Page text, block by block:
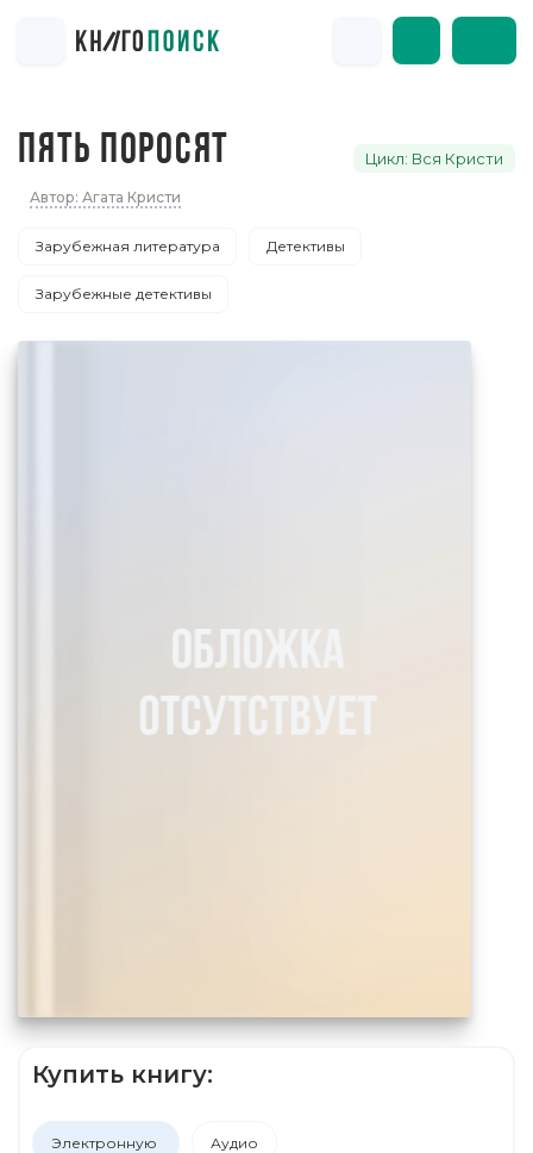
ПЯТЬ ПОРОСЯТ Цикл: Вся Кристи
Автор: Агата Кристи
Зарубежная литература Детективы
Зарубежные детективы
Купить книгу:
Электронную Аудио